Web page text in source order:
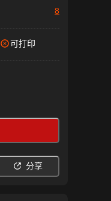
8
可打印
分享